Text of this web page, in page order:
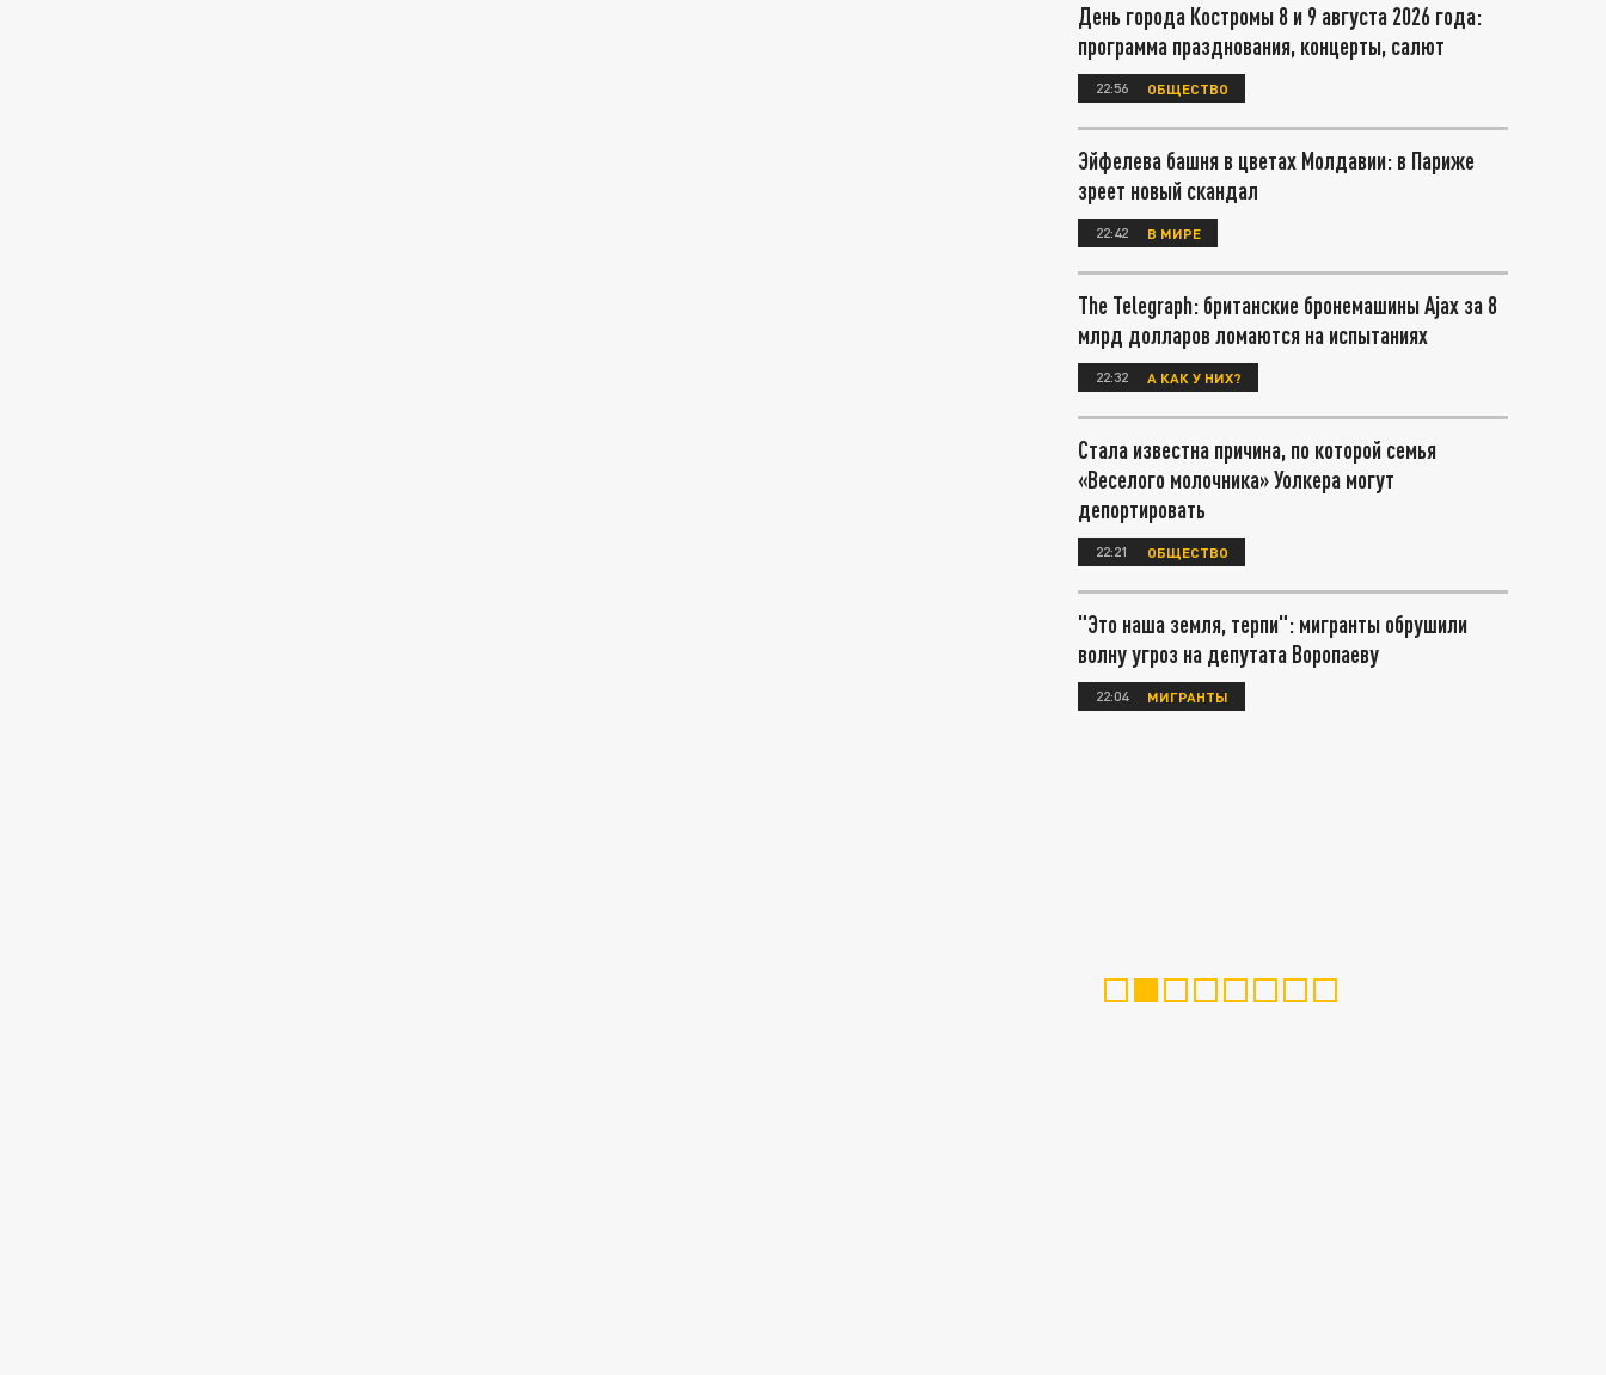
День города Костромы 8 и 9 августа 2026 года:
программа празднования, концерты, салют
22:56 ОБЩЕСТВО
Эйфелева башня в цветах Молдавии: в Париже
зреет новый скандал
22:42 В МИРЕ
The Telegraph: британские бронемашины Ajax за 8
млрд долларов ломаются на испытаниях
22:32 А КАК У НИХ?
Стала известна причина, по которой семья
«Веселого молочника» Уолкера могут
депортировать
22:21 ОБЩЕСТВО
"Это наша земля, терпи": мигранты обрушили
волну угроз на депутата Воропаеву
22:04 МИГРАНТЫ